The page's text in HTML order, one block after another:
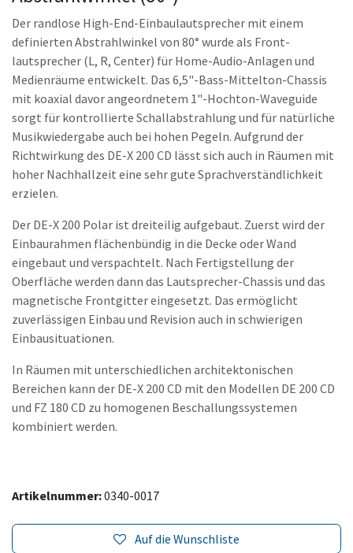
Der randlose High-End-Einbaulautsprecher mit einem
definierten Abstrahlwinkel von 80° wurde als Front-
lautsprecher (L, R, Center) für Home-Audio-Anlagen und
Medienräume entwickelt. Das 6,5"-Bass-Mittelton-Chassis
mit koaxial davor angeordnetem 1"-Hochton-Waveguide
sorgt für kontrollierte Schallabstrahlung und für natürliche
Musikwiedergabe auch bei hohen Pegeln. Aufgrund der
Richtwirkung des DE-X 200 CD lässt sich auch in Räumen mit
hoher Nachhallzeit eine sehr gute Sprachverständlichkeit
erzielen.
Der DE-X 200 Polar ist dreiteilig aufgebaut. Zuerst wird der
Einbaurahmen flächenbündig in die Decke oder Wand
eingebaut und verspachtelt. Nach Fertigstellung der
Oberfläche werden dann das Lautsprecher-Chassis und das
magnetische Frontgitter eingesetzt. Das ermöglicht
zuverlässigen Einbau und Revision auch in schwierigen
Einbausituationen.
In Räumen mit unterschiedlichen architektonischen
Bereichen kann der DE-X 200 CD mit den Modellen DE 200 CD
und FZ 180 CD zu homogenen Beschallungssystemen
kombiniert werden.
Artikelnummer:0340-0017
Auf die Wunschliste